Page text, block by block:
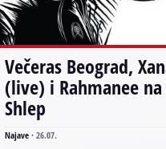
Večeras Beograd,
(live) i Rahmanee
Shlep
Najave · 26.07.